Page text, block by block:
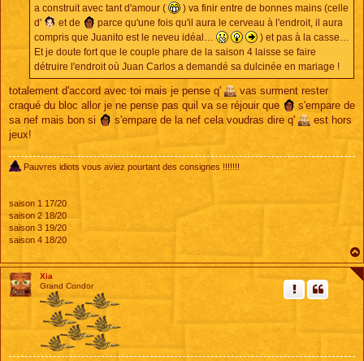
a construit avec tant d'amour (
) va finir entre de bonnes mains (celle
d'
et de
parce qu'une fois qu'il aura le cerveau à l'endroit, il aura
compris que Juanito est le neveu idéal…
) et pas à la casse…
Et je doute fort que le couple phare de la saison 4 laisse se faire
détruire l'endroit où Juan Carlos a demandé sa dulcinée en mariage !
totalement d'accord avec toi mais je pense q'
vas surment rester
craqué du bloc allor je ne pense pas quil va se réjouir que
s'empare de
sa nef mais bon si
s'empare de la nef cela voudras dire q'
est hors
jeux!
Pauvres idiots vous aviez pourtant des consignes !!!!!!!
saison 1 17/20
saison 2 18/20
saison 3 19/20
saison 4 18/20
Xia
Grand Condor